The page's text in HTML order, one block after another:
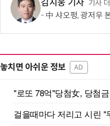
김지웅 기자 기사
中 샤오펑, 광저우
놓치면 아쉬운 정보 AD